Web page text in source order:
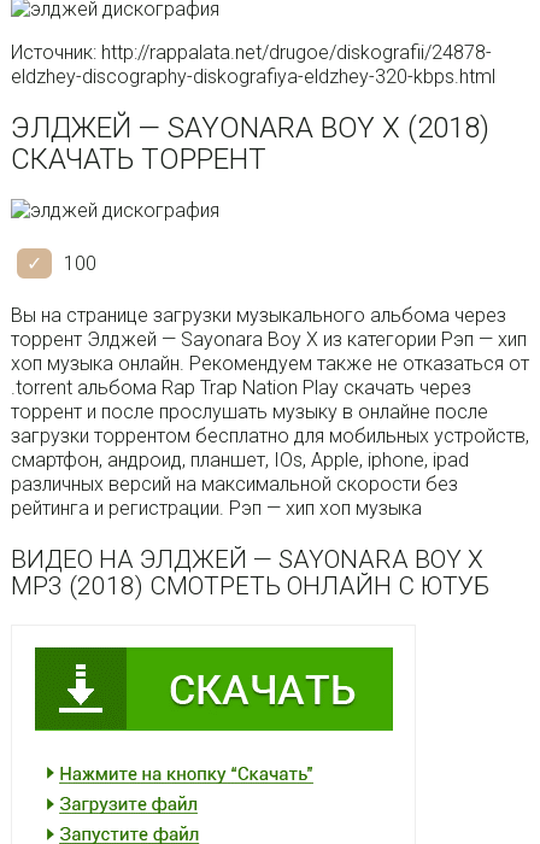
Источник: http://rappalata.net/drugoe/diskografii/24878-
eldzhey-discography-diskografiya-eldzhey-320-kbps.html
ЭЛДЖЕЙ — SAYONARA BOY X (2018)
СКАЧАТЬ ТОРРЕНТ
100
Вы на странице загрузки музыкального альбома через
торрент Элджей — Sayonara Boy X из категории Рэп — хип
хоп музыка онлайн. Рекомендуем также не отказаться от
.torrent альбома Rap Trap Nation Play скачать через
торрент и после прослушать музыку в онлайне после
загрузки торрентом бесплатно для мобильных устройств,
смартфон, андроид, планшет, IOs, Apple, iphone, ipad
различных версий на максимальной скорости без
рейтинга и регистрации. Рэп — хип хоп музыка
ВИДЕО НА ЭЛДЖЕЙ — SAYONARA BOY X
MP3 (2018) СМОТРЕТЬ ОНЛАЙН С ЮТУБ